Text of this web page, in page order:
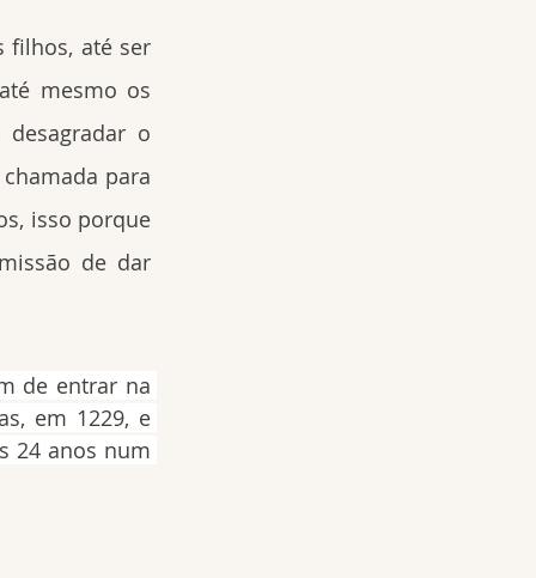
filhos, até ser
mesmo os
o
para
isso porque
de dar
de entrar na
em 1229, e
24 anos num